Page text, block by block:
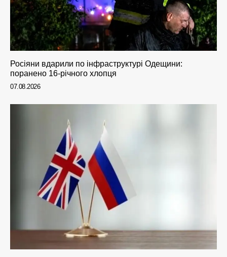
Росіяни вдарили по інфраструктурі Одещини:
поранено 16-річного хлопця
07.08.2026